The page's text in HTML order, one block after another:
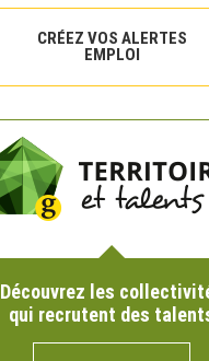
CRÉEZ VOS ALERTES
EMPLOI
Découvrez les
qui recrutent des